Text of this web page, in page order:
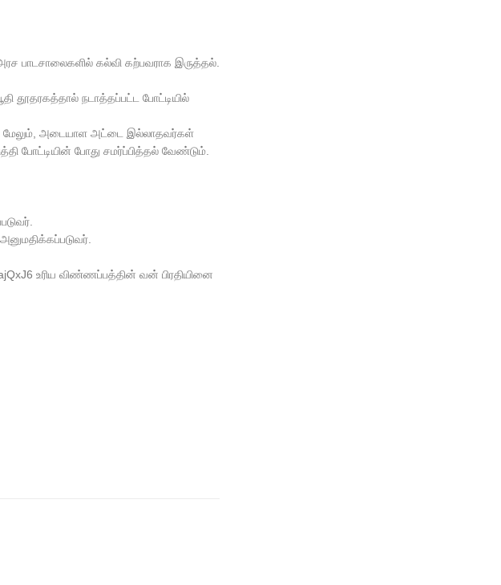
பாடசாலைகளில் கல்வி கற்பவராக இருத்தல்.
தூதரகத்தால் நடாத்தப்பட்ட போட்டியில்
மேலும், அடையாள அட்டை இல்லாதவர்கள்
போட்டியின் போது சமர்ப்பித்தல் வேண்டும்.
உரிய விண்ணப்பத்தின் வன் பிரதியினை